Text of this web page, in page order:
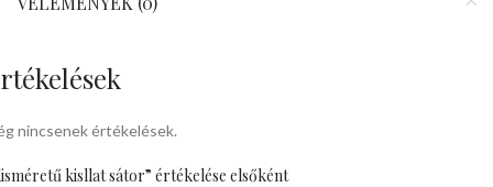
nincsenek értékelések.
kisllat sátor” értékelése elsőként